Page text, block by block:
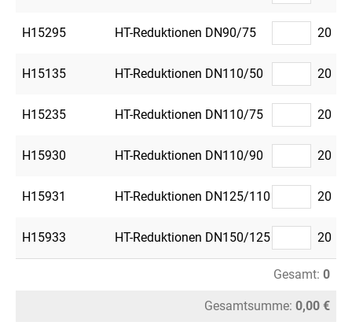
H15295 HT-Reduktionen DN90/75 20
H15135 HT-Reduktionen DN110/50 20
H15235 HT-Reduktionen DN110/75 20
H15930 HT-Reduktionen DN110/90 20
H15931 HT-Reduktionen DN125/110 20
H15933 HT-Reduktionen DN150/125 20
Gesamt: 0
Gesamtsumme: 0,00 €